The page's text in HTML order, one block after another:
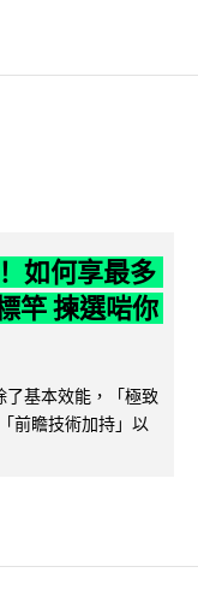
如何享最多
竿 揀選啱你
基本效能，「極致
前瞻技術加持」以